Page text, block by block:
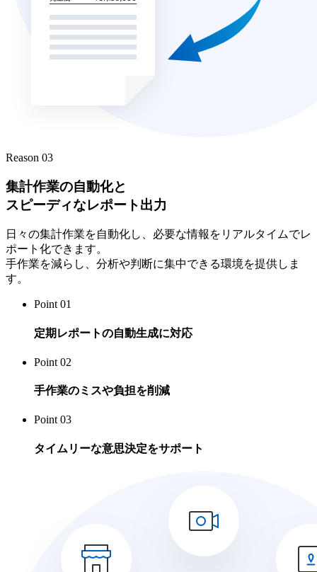
Reason 03
集計作業の自動化と
スピーディなレポート出力
日々の集計作業を自動化し、必要な情報をリアルタイムでレ
ポート化できます。
手作業を減らし、分析や判断に集中できる環境を提供しま
す。
Point 01
定期レポートの自動生成に対応
Point 02
手作業のミスや負担を削減
Point 03
タイムリーな意思決定をサポート